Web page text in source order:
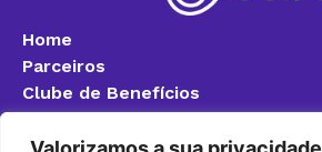
Home
Parceiros
Clube de Benefícios
Quero ser parceiro